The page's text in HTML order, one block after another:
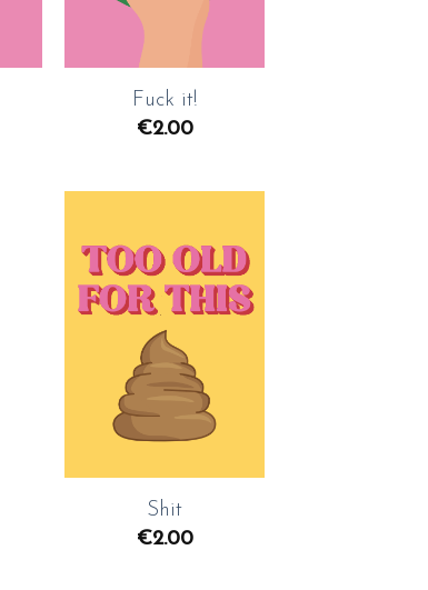
Fuck it!
€2.00
Toevoegen
aan
wenslijst
Shit
€2.00